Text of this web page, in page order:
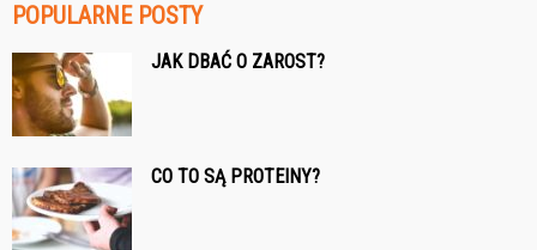
POPULARNE POSTY
JAK DBAĆ O ZAROST?
CO TO SĄ PROTEINY?